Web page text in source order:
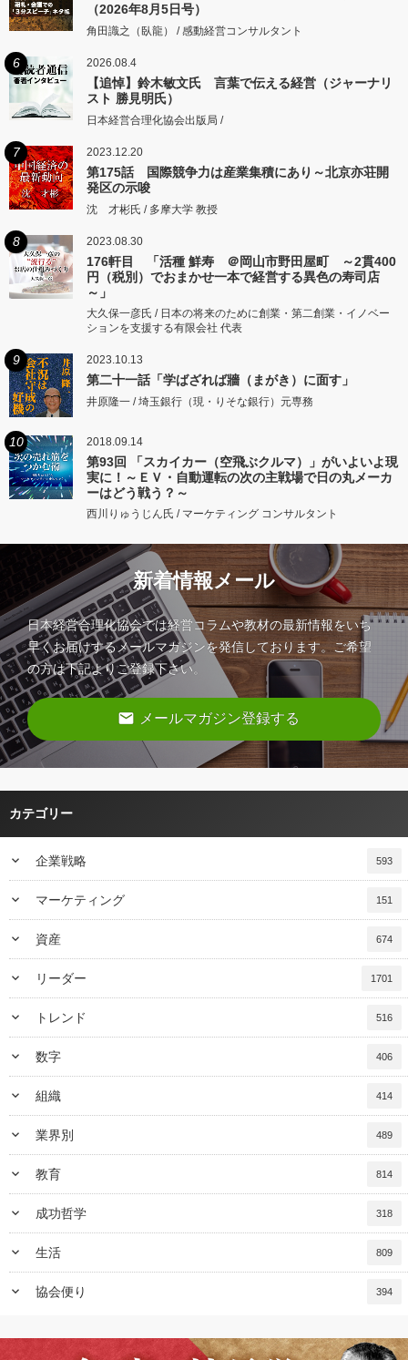
（2026年8月5日号）
角田識之（臥龍） / 感動経営コンサルタント
6 2026.08.4
【追悼】鈴木敏文氏 言葉で伝える経営（ジャーナリ
スト 勝見明氏）
日本経営合理化協会出版局 /
7 2023.12.20
第175話 国際競争力は産業集積にあり～北京亦荘開
発区の示唆
沈 才彬氏 / 多摩大学 教授
8 2023.08.30
176軒目 「活種 鮮寿 ＠岡山市野田屋町 ～2貫400
円（税別）でおまかせ一本で経営する異色の寿司店
～」
大久保一彦氏 / 日本の将来のために創業・第二創業・イノベー
ションを支援する有限会社 代表
9 2023.10.13
第二十一話「学ばざれば牆（まがき）に面す」
井原隆一 / 埼玉銀行（現・りそな銀行）元専務
10 2018.09.14
第93回 「スカイカー（空飛ぶクルマ）」がいよいよ現
実に！～ＥＶ・自動運転の次の主戦場で日の丸メーカ
ーはどう戦う？～
西川りゅうじん氏 / マーケティング コンサルタント
新着情報メール
日本経営合理化協会では経営コラムや教材の最新情報をいち
早くお届けするメールマガジンを発信しております。ご希望
の方は下記よりご登録下さい。
email メールマガジン登録する
カテゴリー
keyboard_arrow_down 企業戦略 593
keyboard_arrow_down マーケティング 151
keyboard_arrow_down 資産 674
keyboard_arrow_down リーダー 1701
keyboard_arrow_down トレンド 516
keyboard_arrow_down 数字 406
keyboard_arrow_down 組織 414
keyboard_arrow_down 業界別 489
keyboard_arrow_down 教育 814
keyboard_arrow_down 成功哲学 318
keyboard_arrow_down 生活 809
keyboard_arrow_down 協会便り 394